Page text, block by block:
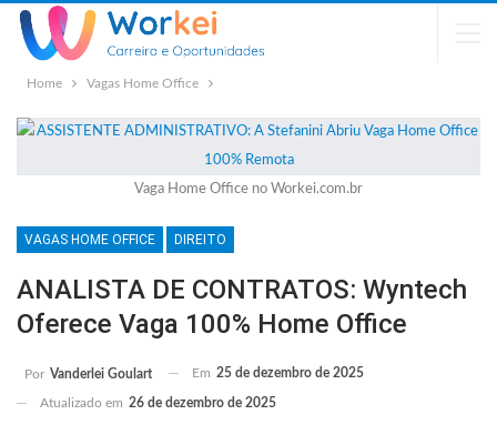
Home Vagas Home Office
Vaga Home Office no Workei.com.br
VAGAS HOME OFFICE DIREITO
ANALISTA DE CONTRATOS: Wyntech
Oferece Vaga 100% Home Office
Por Vanderlei Goulart Em 25 de dezembro de 2025
Atualizado em 26 de dezembro de 2025